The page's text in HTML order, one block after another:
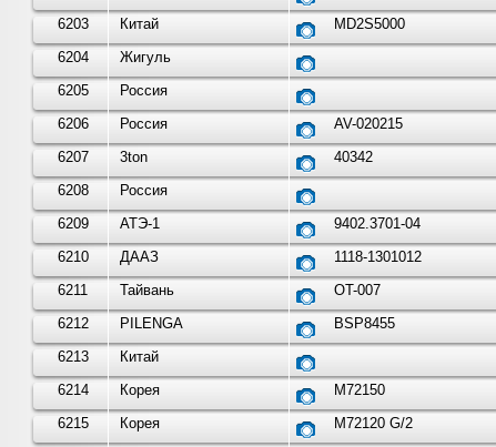
6203
Китай MD2S5000
6204
Жигуль
6205
Россия
6206
Россия AV-020215
6207
3ton 40342
6208
Россия
6209
АТЭ-1 9402.3701-04
6210
ДААЗ 1118-1301012
6211
Тайвань OT-007
6212
PILENGA BSP8455
6213
Китай
6214
Корея M72150
6215
Корея M72120 G/2